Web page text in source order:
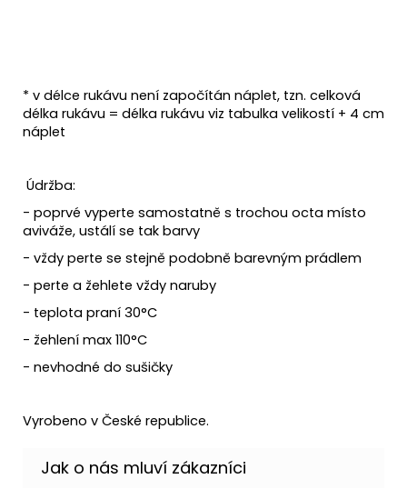
* v délce rukávu není započítán náplet, tzn. celková
délka rukávu = délka rukávu viz tabulka velikostí + 4 cm
náplet
Údržba:
- poprvé vyperte samostatně s trochou octa místo
aviváže, ustálí se tak barvy
- vždy perte se stejně podobně barevným prádlem
- perte a žehlete vždy naruby
- teplota praní 30°C
- žehlení max 110°C
- nevhodné do sušičky
Vyrobeno v České republice.